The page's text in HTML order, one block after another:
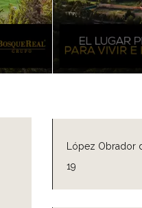
López Obrador
19